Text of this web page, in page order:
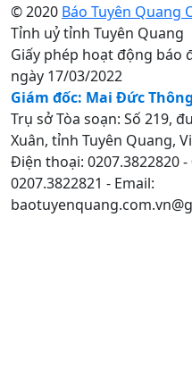
© 2020 Báo Tuyên Quang
Tỉnh uỷ tỉnh Tuyên Quang
Giấy phép hoạt động báo
ngày 17/03/2022
Giám đốc: Mai Đức Thông
Trụ sở Tòa soạn: Số 219,
Xuân, tỉnh Tuyên Quang,
Điện thoại: 0207.3822820 -
0207.3822821 - Email: